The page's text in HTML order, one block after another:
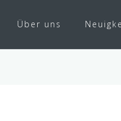
Über uns